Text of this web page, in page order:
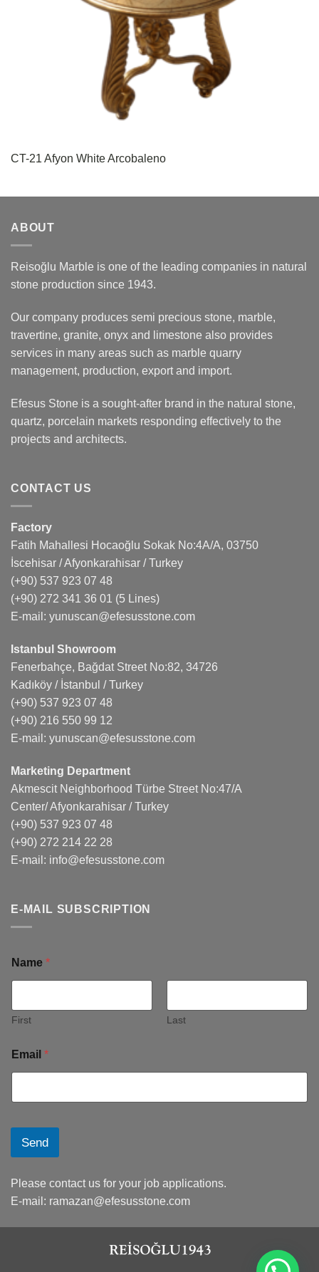
CT-21 Afyon White Arcobaleno
ABOUT
Reisoğlu Marble is one of the leading companies in natural
stone production since 1943.
Our company produces semi precious stone, marble,
travertine, granite, onyx and limestone also provides
services in many areas such as marble quarry
management, production, export and import.
Efesus Stone is a sought-after brand in the natural stone,
quartz, porcelain markets responding effectively to the
projects and architects.
CONTACT US
Factory
Fatih Mahallesi Hocaoğlu Sokak No:4A/A, 03750
İscehisar / Afyonkarahisar / Turkey
(+90) 537 923 07 48
(+90) 272 341 36 01 (5 Lines)
E-mail: yunuscan@efesusstone.com
Istanbul Showroom
Fenerbahçe, Bağdat Street No:82, 34726
Kadıköy / İstanbul / Turkey
(+90) 537 923 07 48
(+90) 216 550 99 12
E-mail: yunuscan@efesusstone.com
Marketing Department
Akmescit Neighborhood Türbe Street No:47/A
Center/ Afyonkarahisar / Turkey
(+90) 537 923 07 48
(+90) 272 214 22 28
E-mail: info@efesusstone.com
E-MAIL SUBSCRIPTION
Name *
First Last
Email *
Send
Please contact us for your job applications.
E-mail: ramazan@efesusstone.com